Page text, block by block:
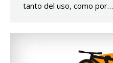
tanto del uso, como por…